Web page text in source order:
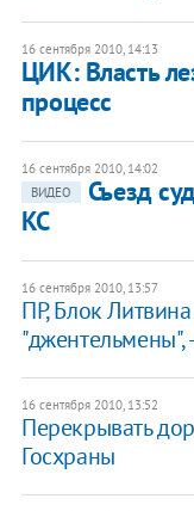
16 сентября 2010, 14:13
ЦИК: Власть
процесс
16 сентября 2010, 14:02
ВИДЕО
Съезд
КС
16 сентября 2010, 13:57
ПР, Блок
"джентельмены",
16 сентября 2010, 13:52
Перекрывать
Госхраны